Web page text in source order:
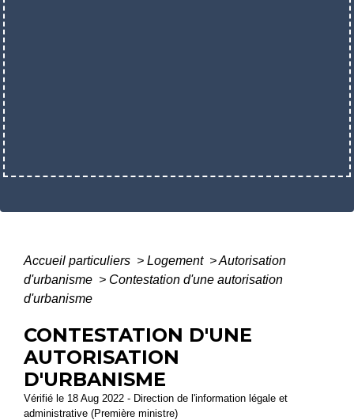
Accueil particuliers > Logement >Autorisation
d'urbanisme > Contestation d'une autorisation
d'urbanisme
CONTESTATION D'UNE
AUTORISATION
D'URBANISME
Vérifié le 18 Aug 2022 - Direction de l'information légale et
administrative (Première ministre)